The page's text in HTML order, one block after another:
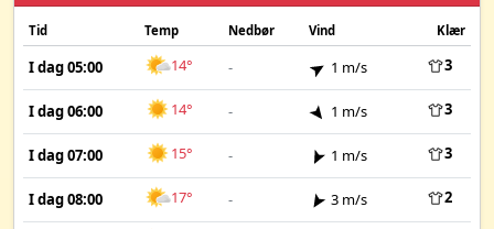
Tid Temp Nedbør Vind Klær
I dag 05:00 14° - 1 m/s 3
I dag 06:00 14° - 1 m/s 3
I dag 07:00 15° - 1 m/s 3
I dag 08:00 17° - 3 m/s 2